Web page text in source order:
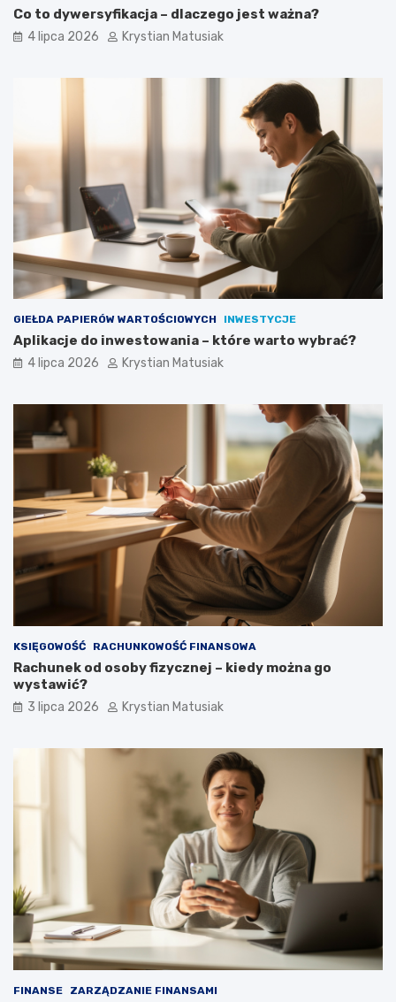
Co to dywersyfikacja – dlaczego jest ważna?
4 lipca 2026 Krystian Matusiak
GIEŁDA PAPIERÓW WARTOŚCIOWYCH INWESTYCJE
Aplikacje do inwestowania – które warto wybrać?
4 lipca 2026 Krystian Matusiak
KSIĘGOWOŚĆ RACHUNKOWOŚĆ FINANSOWA
Rachunek od osoby fizycznej – kiedy można go
wystawić?
3 lipca 2026 Krystian Matusiak
FINANSE ZARZĄDZANIE FINANSAMI